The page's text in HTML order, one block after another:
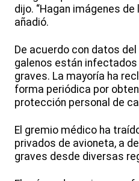
dijo. “Hagan imágenes
añadió.
De acuerdo con datos
galenos están infectados
graves. La mayoría ha
forma periódica por
protección personal de
El gremio médico ha
privados de avioneta, a
graves desde diversas